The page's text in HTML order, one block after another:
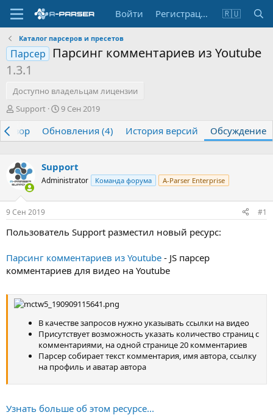
Войти Регистрация 🇷🇺
Каталог парсеров и пресетов
Парсер
Парсинг комментариев из Youtube
1.3.1
Доступно владельцам лицензии
А
т
о
т
е
м
ы
Support
Д
т
а
а
ч
а
9 Сен 2019
Обзор Обновления (4) История версий Обсуждение
Support
Administrator Команда форума A-Parser Enterprise
9 Сен 2019 #1
Пользователь Support разместил новый ресурс:
Парсинг комментариев из Youtube - JS парсер
комментариев для видео на Youtube
В качестве запросов нужно указывать ссылки на видео
Присутствует возможность указать количество страниц с
комментариями, на одной странице 20 комментариев
Парсер собирает текст комментария, имя автора, ссылку
на профиль и аватар автора
Узнать больше об этом ресурсе...